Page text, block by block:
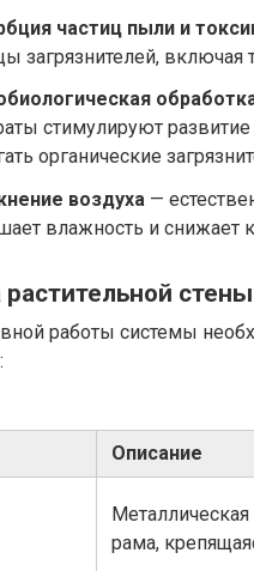
частиц пыли и
загрязнителей,
стимулируют
органические
воздуха —
влажность и снижает
растительной стены
работы системы
Описание
рама,